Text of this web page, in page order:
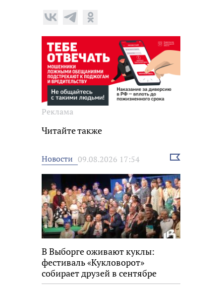
Реклама
Читайте также
Новости 09.08.2026 17:54
Выбрать
В Выборге оживают куклы:
фестиваль «Кукловорот»
собирает друзей в сентябре